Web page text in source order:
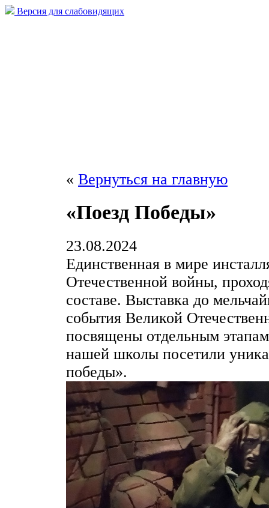
Версия для слабовидящих
« Вернуться на главную
«Поезд Победы»
23.08.2024
Единственная в мире
Отечественной войны,
составе. Выставка до
события Великой
посвящены отдельным
нашей школы посетили
победы».